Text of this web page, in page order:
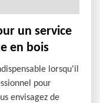
un service
en bois
lorsqu'il
pour
envisagez de